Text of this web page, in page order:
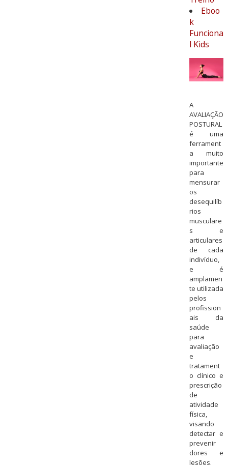
Eboo
k
Funciona
l Kids
A
AVALIAÇÃO
POSTURAL
é uma
ferrament
a muito
importante
para
mensurar
os
desequilíb
rios
musculare
s e
articulares
de cada
indivíduo,
e é
amplamen
te utilizada
pelos
profission
ais da
saúde
para
avaliação
e
tratament
o clínico e
prescrição
de
atividade
física,
visando
detectar e
prevenir
dores e
lesões.